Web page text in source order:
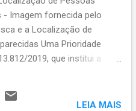
e dignidade. Esses direitos
fundamentais e estão
artigos 20 e 25 do Título
lei. Artigo 20 Garante que a
o direito de usufruir de
lazer, bem como de produtos
respeitem sua idade e s...
- Imagem fornecida pelo
e a Localização de
Uma Prioridade
2019, que institui a
e na eficácia dos
LEIA MAIS